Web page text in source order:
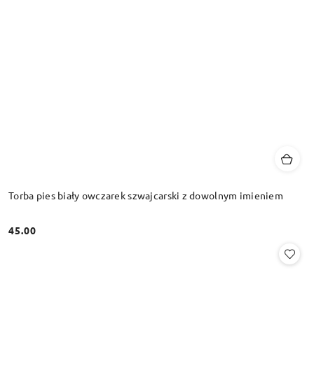
Torba pies biały owczarek szwajcarski z dowolnym imieniem
Cena:
45.00